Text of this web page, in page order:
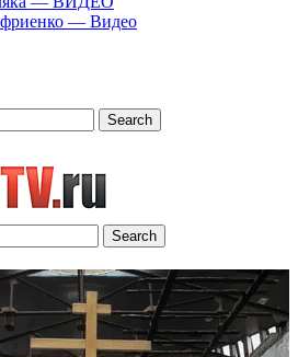
— Видео
Search
Search